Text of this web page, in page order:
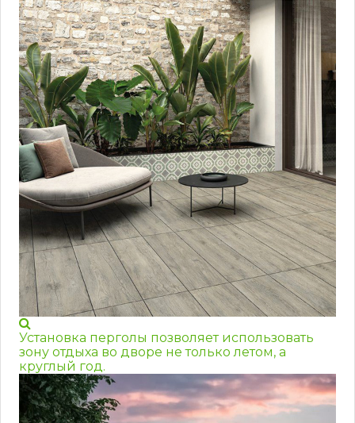
Установка перголы позволяет использовать
зону отдыха во дворе не только летом, а
круглый год.